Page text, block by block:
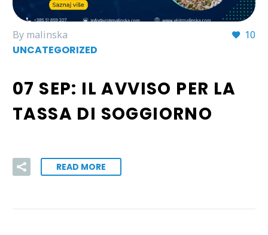
10
By malinska
UNCATEGORIZED
07 SEP: IL AVVISO PER LA
TASSA DI SOGGIORNO
READ MORE